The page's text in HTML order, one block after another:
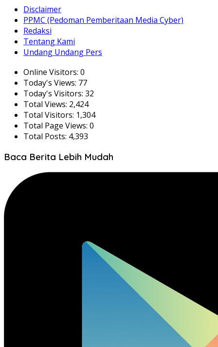
Disclaimer
PPMC (Pedoman Pemberitaan Media Cyber)
Redaksi
Tentang Kami
Undang Undang Pers
Online Visitors: 0
Today's Views: 77
Today's Visitors: 32
Total Views: 2,424
Total Visitors: 1,304
Total Page Views: 0
Total Posts: 4,393
Baca Berita Lebih Mudah